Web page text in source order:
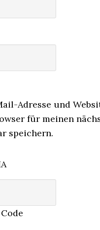
Adresse und
für meinen
speichern.